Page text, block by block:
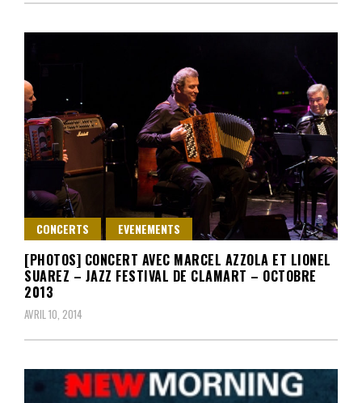
CONCERTS EVENEMENTS
[PHOTOS] CONCERT AVEC MARCEL AZZOLA ET LIONEL
SUAREZ – JAZZ FESTIVAL DE CLAMART – OCTOBRE
2013
AVRIL 10, 2014